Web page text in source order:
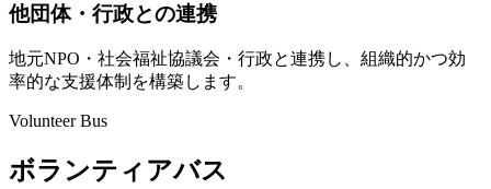
他団体・行政との連携
地元NPO・社会福祉協議会・行政と連携し、組織的かつ効
率的な支援体制を構築します。
Volunteer Bus
ボランティアバス